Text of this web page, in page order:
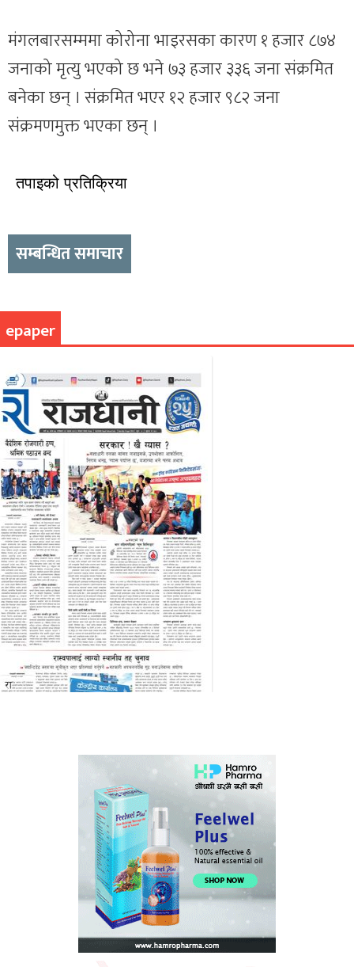
मंगलबारसम्ममा कोरोना भाइरसका कारण १ हजार ८७४
जनाको मृत्यु भएको छ भने ७३ हजार ३३६ जना संक्रमित
बनेका छन् । संक्रमित भएर १२ हजार ९८२ जना
संक्रमणमुक्त भएका छन् ।
तपाइको प्रतिक्रिया
सम्बन्धित समाचार
epaper